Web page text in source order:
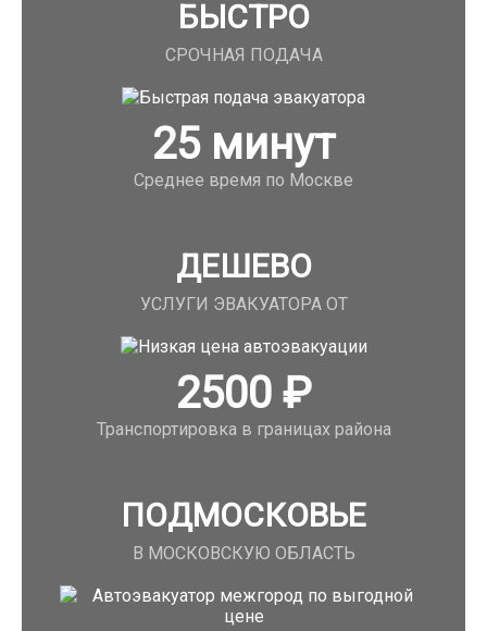
БЫСТРО
СРОЧНАЯ ПОДАЧА
25минут
Среднее время по Москве
ДЕШЕВО
УСЛУГИ ЭВАКУАТОРА ОТ
2500₽
Транспортировка в границах района
ПОДМОСКОВЬЕ
В МОСКОВСКУЮ ОБЛАСТЬ